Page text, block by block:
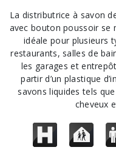
La distributrice à savon de la ligne INO Derm (INO-DE-50250)
avec bouton poussoir se
idéale pour plusieurs
restaurants, salles de
les garages et
partir d’un plastique
savons liquides tels
cheveux